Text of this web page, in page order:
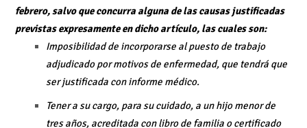
febrero, salvo que concurra alguna de las causas justificadas
previstas expresamente en dicho artículo, las cuales son:
Imposibilidad de incorporarse al puesto de trabajo
adjudicado por motivos de enfermedad, que tendrá que
ser justificada con informe médico.
Tener a su cargo, para su cuidado, a un hijo menor de
tres años, acreditada con libro de familia o certificado